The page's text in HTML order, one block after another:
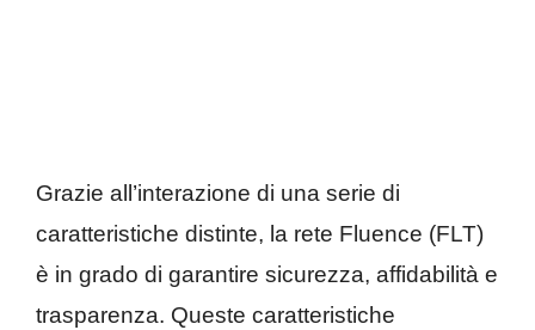
Grazie all’interazione di una serie di
caratteristiche distinte, la rete Fluence (FLT)
è in grado di garantire sicurezza, affidabilità e
trasparenza. Queste caratteristiche